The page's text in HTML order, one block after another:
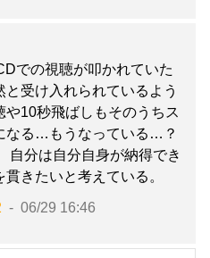
での視聴が叩かれていた
と受け入れられているよう
や10秒飛ばしもそのうちス
なる…もうなっている…？
自分は自分自身が納得でき
貫きたいと考えている。
06/29 16:46